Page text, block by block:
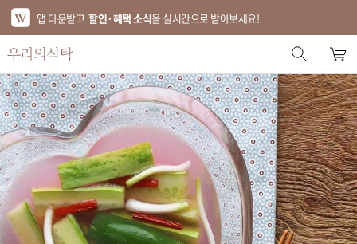
앱 다운받고 할인·혜택 소식을 실시간으로 받아보세요!
스토어 홈
에디터 추천
한정특가
베스트
신상품